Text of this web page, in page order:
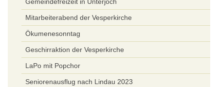
Mitarbeiterabend der Vesperkirche
Ökumenesonntag
Geschirraktion der Vesperkirche
LaPo mit Popchor
Seniorenausflug nach Lindau 2023